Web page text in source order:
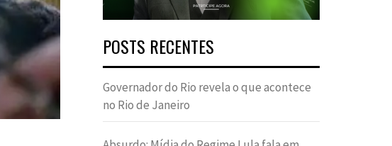
POSTS RECENTES
Governador do Rio revela o que acontece
no Rio de Janeiro